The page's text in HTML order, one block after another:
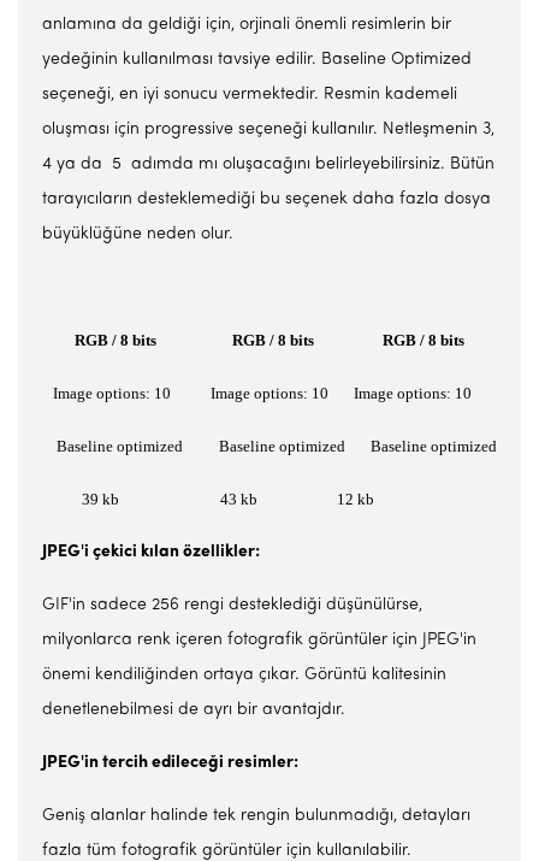
anlamına da geldiği için, orjinali önemli resimlerin bir
yedeğinin kullanılması tavsiye edilir. Baseline Optimized
seçeneği, en iyi sonucu vermektedir. Resmin kademeli
oluşması için progressive seçeneği kullanılır. Netleşmenin 3,
4 ya da 5 adımda mı oluşacağını belirleyebilirsiniz. Bütün
tarayıcıların desteklemediği bu seçenek daha fazla dosya
büyüklüğüne neden olur.
RGB / 8 bits RGB / 8 bits RGB / 8 bits
Image options: 10 Image options: 10 Image options: 10
Baseline optimized Baseline optimized Baseline optimized
39 kb 43 kb 12 kb
JPEG'i çekici kılan özellikler:
GIF'in sadece 256 rengi desteklediği düşünülürse,
milyonlarca renk içeren fotografik görüntüler için JPEG'in
önemi kendiliğinden ortaya çıkar. Görüntü kalitesinin
denetlenebilmesi de ayrı bir avantajdır.
JPEG'in tercih edileceği resimler:
Geniş alanlar halinde tek rengin bulunmadığı, detayları
fazla tüm fotografik görüntüler için kullanılabilir.